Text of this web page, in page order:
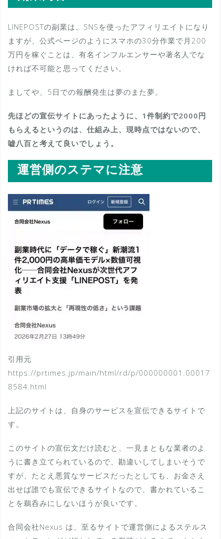
LINEPOSTの副業は、SNSを使ったアフィリエイトになり
ますが、公式ページのようにスマホの30分作業で月200
万円を稼ぐことは、有名インフルエンサーや著名人でな
ければ不可能と思ってください。
ましてや、5日での報酬発生は夢のまた夢。
先ほどの宣伝サイトにあったように、1件制約で2000円
もらえるというのは、仕組み上、現時点ではないので、
嘘八百と考えて良いでしょう。
運営側のステマに注意
引用元
https://prtimes.jp/main/html/rd/p/000000001.00017
8584.html
上記のサイトは、自身のサービスを宣伝できるサイトで
す。
このサイトの宣伝文だけ読むと、一見まともな業者のよ
うに書き立てられているので、勘違いしてしまいそうで
すが、たとえ悪質なサービスだったとしても、お金さえ
出せば誰でも宣伝できるサイトなので、書かれているこ
とを鵜呑みにしないほうが良いです。
合同会社Nexus は、至るサイトで運営側によるステルス